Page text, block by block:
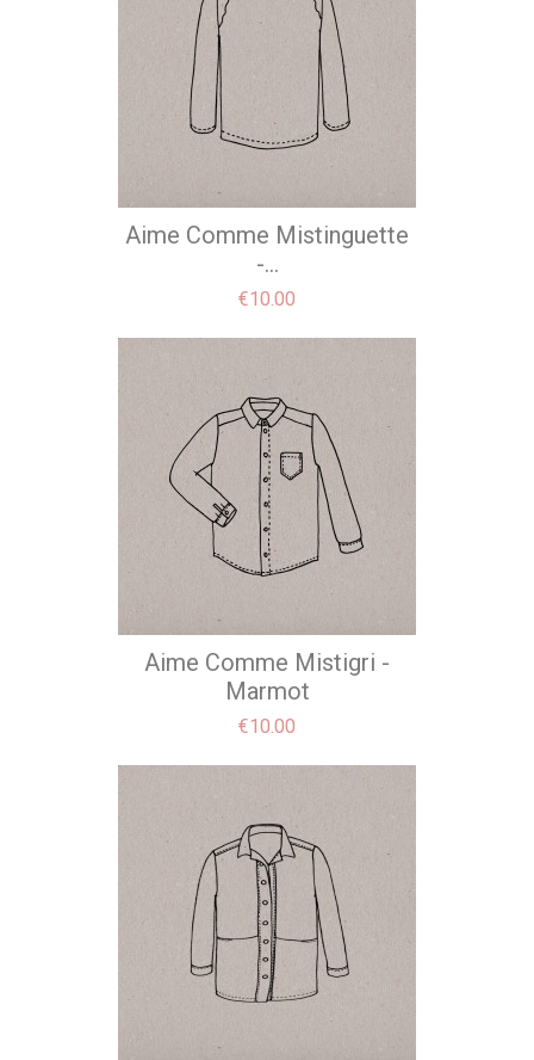
Aime Comme Mistinguette
-...
Price
€10.00
Aime Comme Mistigri -
Marmot
Price
€10.00